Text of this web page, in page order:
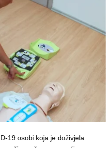
19 osobi koja je doživjela